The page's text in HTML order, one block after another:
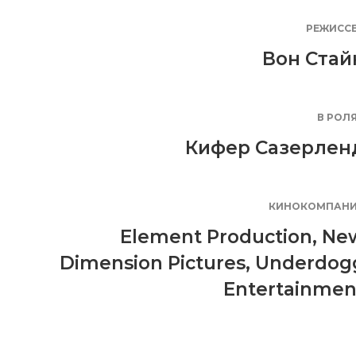
Вон
В
Кифер
Element Production,
Dimension Pictures,